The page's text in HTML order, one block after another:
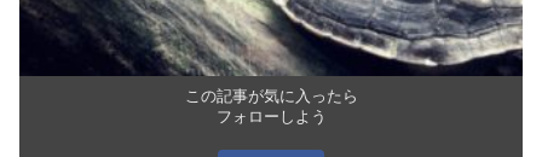
この記事が気に入ったら
フォローしよう